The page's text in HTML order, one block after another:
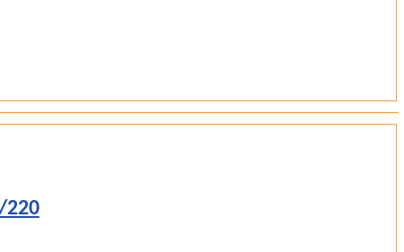
220